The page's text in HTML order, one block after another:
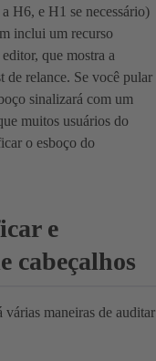
H6, e H1 se necessário)
inclui um recurso
que mostra a
de relance. Se você pular
sinalizará com um
muitos usuários do
o esboço do
e
cabeçalhos
maneiras de auditar